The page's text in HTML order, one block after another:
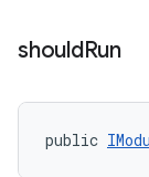
shouldRun
public